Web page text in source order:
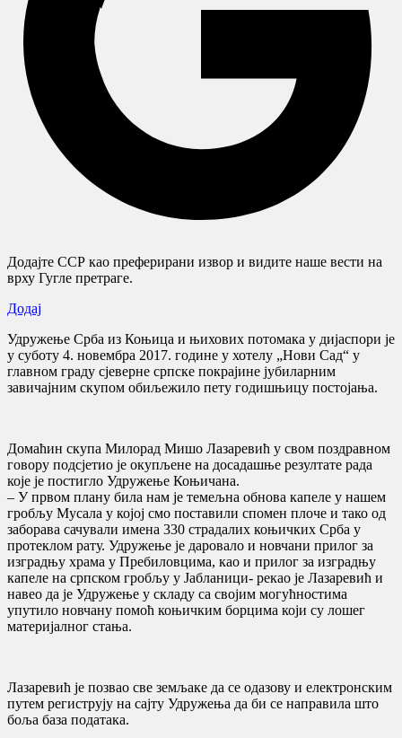
Додајте ССР као преферирани извор и видите наше вести на
врху Гугле претраге.
Додај
Удружење Срба из Коњица и њихових потомака у дијаспори је
у суботу 4. новембра 2017. године у хотелу „Нови Сад“ у
главном граду сјеверне српске покрајине јубиларним
завичајним скупом обиљежило пету годишњицу постојања.
Домаћин скупа Милорад Мишо Лазаревић у свом поздравном
говору подсјетио је окупљене на досадашње резултате рада
које је постигло Удружење Коњичана.
– У првом плану била нам је темељна обнова капеле у нашем
гробљу Мусала у којој смо поставили спомен плоче и тако од
заборава сачували имена 330 страдалих коњичких Срба у
протеклом рату. Удружење је даровало и новчани прилог за
изградњу храма у Пребиловцима, као и прилог за изградњу
капеле на српском гробљу у Јабланици- рекао је Лазаревић и
навео да је Удружење у складу са својим могућностима
упутило новчану помоћ коњичким борцима који су лошег
материјалног стања.
Лазаревић је позвао све земљаке да се одазову и електронским
путем региструју на сајту Удружења да би се направила што
боља база података.